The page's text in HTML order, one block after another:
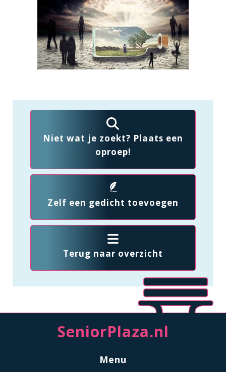
Niet wat je zoekt? Plaats een
oproep!
Zelf een gedicht toevoegen
Terug naar overzicht
SeniorPlaza.nl
Menu